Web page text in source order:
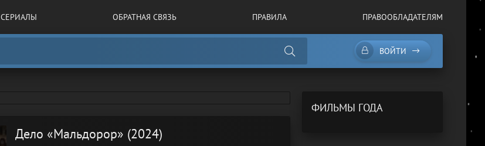
СЕРИАЛЫ ОБРАТНАЯ СВЯЗЬ ПРАВИЛА ПРАВООБЛАДАТЕЛЯМ
ВОЙТИ
Дело «Мальдорор» (2024)
ФИЛЬМЫ ГОДА